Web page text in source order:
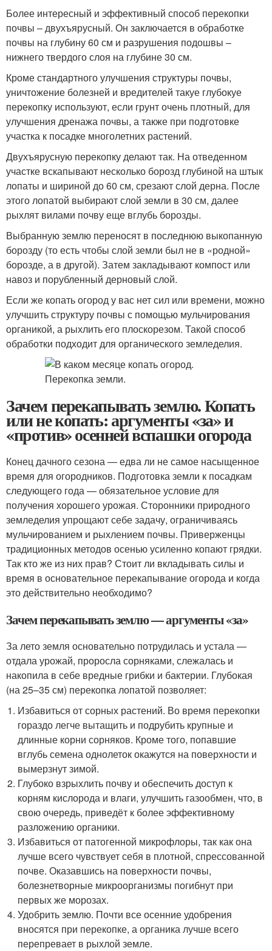
Более интересный и эффективный способ перекопки
почвы – двухъярусный. Он заключается в обработке
почвы на глубину 60 см и разрушения подошвы –
нижнего твердого слоя на глубине 30 см.
Кроме стандартного улучшения структуры почвы,
уничтожение болезней и вредителей такуе глубокуе
перекопку используют, если грунт очень плотный, для
улучшения дренажа почвы, а также при подготовке
участка к посадке многолетних растений.
Двухъярусную перекопку делают так. На отведенном
участке вскапывают несколько борозд глубиной на штык
лопаты и шириной до 60 см, срезают слой дерна. После
этого лопатой выбирают слой земли в 30 см, далее
рыхлят вилами почву еще вглубь борозды.
Выбранную землю переносят в последнюю выкопанную
борозду (то есть чтобы слой земли был не в «родной»
борозде, а в другой). Затем закладывают компост или
навоз и порубленный дерновый слой.
Если же копать огород у вас нет сил или времени, можно
улучшить структуру почвы с помощью мульчирования
органикой, а рыхлить его плоскорезом. Такой способ
обработки подходит для органического земледелия.
Зачем перекапывать землю. Копать
или не копать: аргументы «за» и
«против» осенней вспашки огорода
Конец дачного сезона — едва ли не самое насыщенное
время для огородников. Подготовка земли к посадкам
следующего года — обязательное условие для
получения хорошего урожая. Сторонники природного
земледелия упрощают себе задачу, ограничиваясь
мульчированием и рыхлением почвы. Приверженцы
традиционных методов осенью усиленно копают грядки.
Так кто же из них прав? Стоит ли вкладывать силы и
время в основательное перекапывание огорода и когда
это действительно необходимо?
Зачем перекапывать землю — аргументы «за»
За лето земля основательно потрудилась и устала —
отдала урожай, проросла сорняками, слежалась и
накопила в себе вредные грибки и бактерии. Глубокая
(на 25–35 см) перекопка лопатой позволяет:
Избавиться от сорных растений. Во время перекопки
гораздо легче вытащить и подрубить крупные и
длинные корни сорняков. Кроме того, попавшие
вглубь семена однолеток окажутся на поверхности и
вымерзнут зимой.
Глубоко взрыхлить почву и обеспечить доступ к
корням кислорода и влаги, улучшить газообмен, что, в
свою очередь, приведёт к более эффективному
разложению органики.
Избавиться от патогенной микрофлоры, так как она
лучше всего чувствует себя в плотной, спрессованной
почве. Оказавшись на поверхности почвы,
болезнетворные микроорганизмы погибнут при
первых же морозах.
Удобрить землю. Почти все осенние удобрения
вносятся при перекопке, а органика лучше всего
перепревает в рыхлой земле.